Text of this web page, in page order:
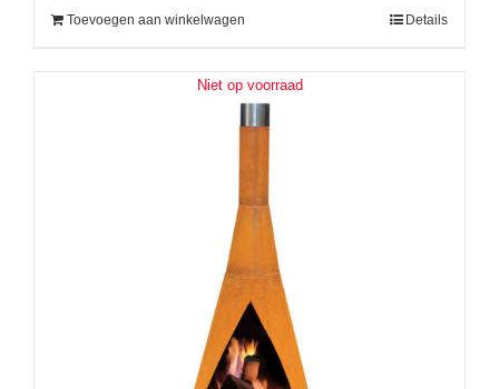
Toevoegen aan winkelwagen Details
Niet op voorraad